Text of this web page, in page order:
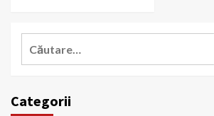
Categorii